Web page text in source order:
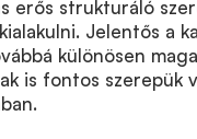
erős strukturáló
Jelentős a
különösen
is fontos szerepük